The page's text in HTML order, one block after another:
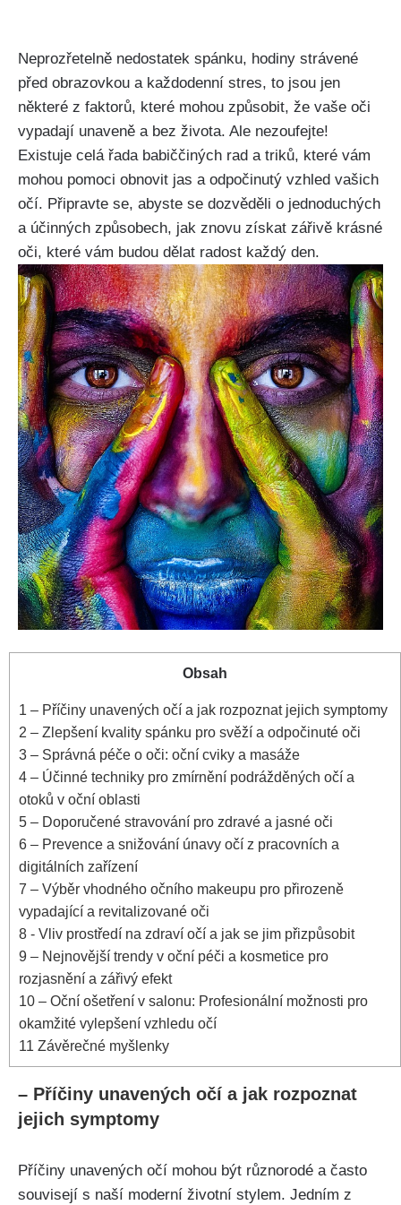
Neprozřetelně nedostatek spánku, hodiny strávené
před obrazovkou a každodenní stres, to jsou jen
některé z faktorů, které mohou způsobit, že vaše oči
‍vypadají unaveně a bez života. Ale nezoufejte!
Existuje celá řada babiččiných rad a triků, které ‌vám
mohou pomoci obnovit jas a odpočinutý vzhled vašich
očí. Připravte ‍se, abyste se dozvěděli o ‍jednoduchých
a účinných​ způsobech, jak znovu⁤ získat zářivě krásné
oči, ‌které vám budou​ dělat radost každý den.
Obsah
1 – Příčiny unavených očí a jak ‌rozpoznat jejich symptomy
2 – Zlepšení kvality spánku​ pro​ svěží a odpočinuté ‌oči
3 – Správná péče o oči: oční‍ cviky a masáže
4 – Účinné techniky pro zmírnění podrážděných očí a
otoků v oční oblasti
5 – Doporučené stravování pro zdravé a jasné oči
6 – Prevence a snižování únavy očí z pracovních a
digitálních zařízení
7 – ‌Výběr vhodného ​očního makeupu pro přirozeně
vypadající a revitalizované oči
8 -‌ Vliv prostředí na zdraví očí a⁤ jak se‍ jim přizpůsobit
9 – Nejnovější trendy‍ v​ oční péči a kosmetice pro
⁢rozjasnění a zářivý efekt
10 – Oční ošetření v salonu: Profesionální možnosti​ pro
okamžité vylepšení vzhledu ​očí
11 Závěrečné myšlenky
– Příčiny unavených očí a jak ‌rozpoznat
jejich symptomy
Příčiny ‌unavených očí mohou být různorodé a často
souvisejí s naší moderní životní stylem. Jedním z